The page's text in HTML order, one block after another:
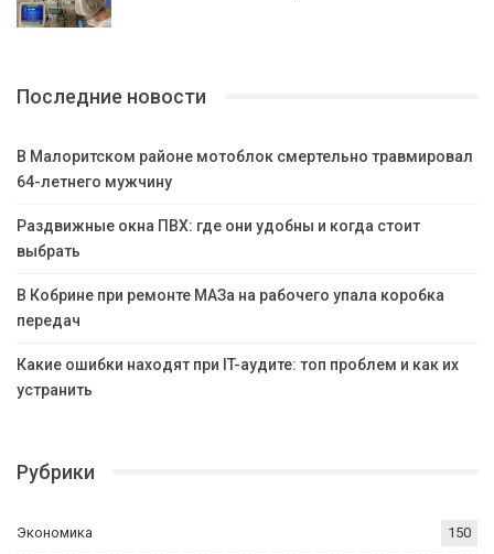
Последние новости
В Малоритском районе мотоблок смертельно травмировал
64-летнего мужчину
Раздвижные окна ПВХ: где они удобны и когда стоит
выбрать
В Кобрине при ремонте МАЗа на рабочего упала коробка
передач
Какие ошибки находят при IT-аудите: топ проблем и как их
устранить
Рубрики
Экономика 150